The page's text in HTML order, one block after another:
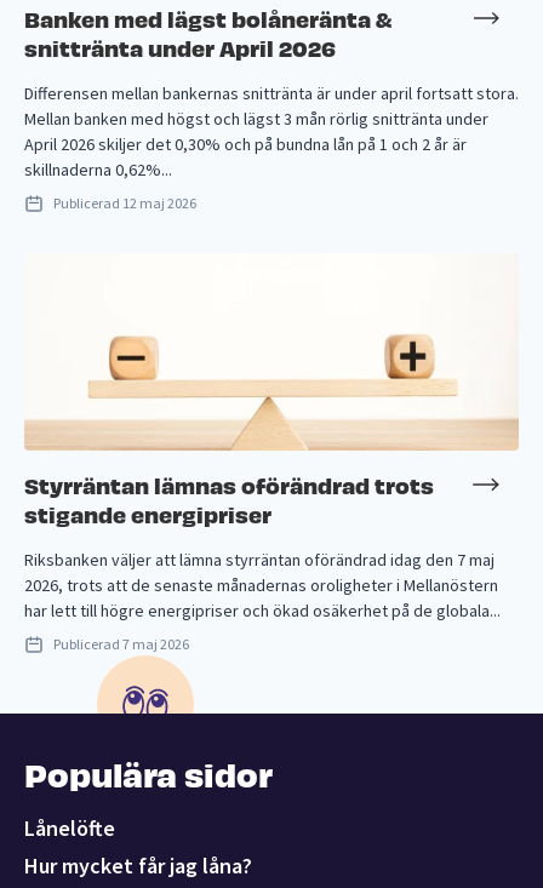
Banken med lägst bolåneränta &
snittränta under April 2026
Differensen mellan bankernas snittränta är under april fortsatt stora.
Mellan banken med högst och lägst 3 mån rörlig snittränta under
April 2026 skiljer det 0,30% och på bundna lån på 1 och 2 år är
skillnaderna 0,62%...
Publicerad 12 maj 2026
Styrräntan lämnas oförändrad trots
stigande energipriser
Riksbanken väljer att lämna styrräntan oförändrad idag den 7 maj
2026, trots att de senaste månadernas oroligheter i Mellanöstern
har lett till högre energipriser och ökad osäkerhet på de globala...
Publicerad 7 maj 2026
Populära sidor
Lånelöfte
Hur mycket får jag låna?